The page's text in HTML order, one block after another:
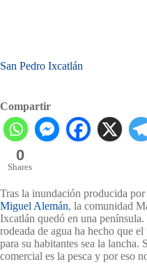
San Pedro Ixcatlán
Compartir
0
Shares
Tras la inundación producida
Miguel Alemán, la comunidad
Ixcatlán quedó en una
rodeada de agua ha hecho que
para su habitantes sea la lancha.
comercial es la pesca y por eso